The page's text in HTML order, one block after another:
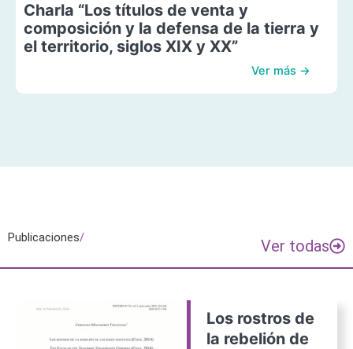
Charla “Los títulos de venta y
composición y la defensa de la tierra y
el territorio, siglos XIX y XX”
Ver más →
Publicaciones/ Ver todas
Los rostros de
la rebelión de